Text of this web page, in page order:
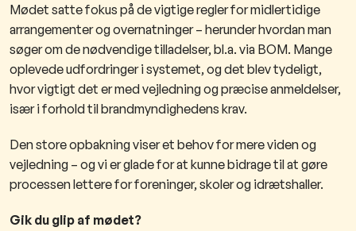
Mødet satte fokus på de vigtige regler for midlertidige
arrangementer og overnatninger – herunder hvordan man
søger om de nødvendige tilladelser, bl.a. via BOM. Mange
oplevede udfordringer i systemet, og det blev tydeligt,
hvor vigtigt det er med vejledning og præcise anmeldelser,
især i forhold til brandmyndighedens krav.
Den store opbakning viser et behov for mere viden og
vejledning – og vi er glade for at kunne bidrage til at gøre
processen lettere for foreninger, skoler og idrætshaller.
Gik du glip af mødet?